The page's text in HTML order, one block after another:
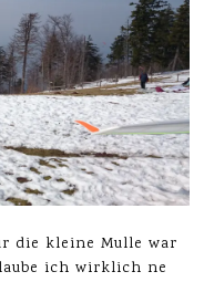
die kleine Mulle war
ich wirklich ne